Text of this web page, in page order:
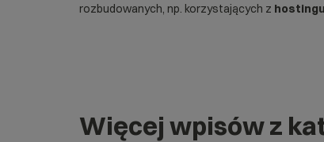
rozbudowanych, np. korzystających z
Więcej wpisów z